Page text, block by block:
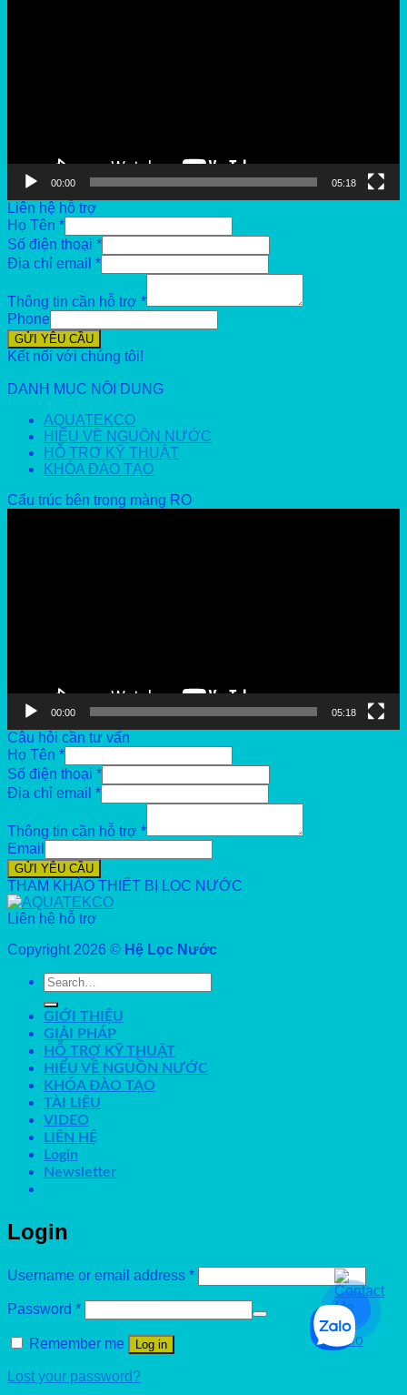
00:00 05:18
Liên hệ hỗ trợ
Họ Tên *
Số điện thoại *
Địa chỉ email *
Thông tin cần hỗ trợ *
Phone
GỬI YÊU CẦU
Kết nối với chúng tôi!
DANH MỤC NỘI DUNG
AQUATEKCO
HIỂU VỀ NGUỒN NƯỚC
HỖ TRỢ KỸ THUẬT
KHÓA ĐÀO TẠO
Cấu trúc bên trong màng RO
00:00 05:18
Câu hỏi cần tư vấn
Họ Tên *
Số điện thoại *
Địa chỉ email *
Thông tin cần hỗ trợ *
Email
GỬI YÊU CẦU
THAM KHẢO THIẾT BỊ LỌC NƯỚC
Liên hệ hỗ trợ
Copyright 2026 © Hệ Lọc Nước
Search
for:
GIỚI THIỆU
GIẢI PHÁP
HỖ TRỢ KỸ THUẬT
HIỂU VỀ NGUỒN NƯỚC
KHÓA ĐÀO TẠO
TÀI LIỆU
VIDEO
LIÊN HỆ
Login
Newsletter
Login
Username or email address *
Password *
Remember me Log in
Lost your password?